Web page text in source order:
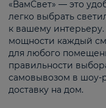
«ВамСвет» — это
легко выбрать
к вашему
мощности каждый
для любого
правильности
самовывозом в шоу-
доставку на дом.